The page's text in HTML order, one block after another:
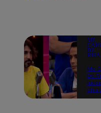
ME
DE
RISA
Me
De